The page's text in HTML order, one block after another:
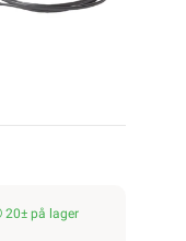
20± på lager